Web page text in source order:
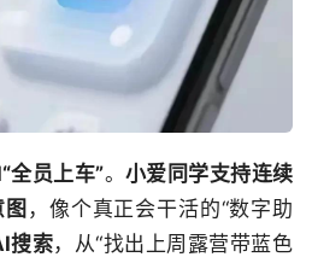
全员上车”。 小爱同学支持连续
，像个真正会干活的“数字助
搜索，从“找出上周露营带蓝色